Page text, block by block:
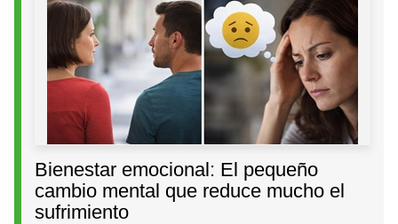
Bienestar emocional: El pequeño
cambio mental que reduce mucho el
sufrimiento